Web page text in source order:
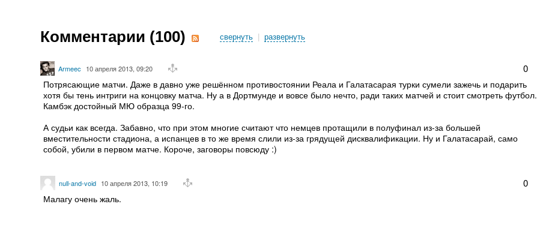
Комментарии (100) свернуть |развернуть
Armeec 10 апреля 2013, 09:20 0
Потрясающие матчи. Даже в давно уже решённом противостоянии Реала и Галатасарая турки сумели зажечь и подарить
хотя бы тень интриги на концовку матча. Ну а в Дортмунде и вовсе было нечто, ради таких матчей и стоит смотреть футбол.
Камбэк достойный МЮ образца 99-го.
А судьи как всегда. Забавно, что при этом многие считают что немцев протащили в полуфинал из-за большей
вместительности стадиона, а испанцев в то же время слили из-за грядущей дисквалификации. Ну и Галатасарай, само
собой, убили в первом матче. Короче, заговоры повсюду :)
null-and-void 10 апреля 2013, 10:19 0
Малагу очень жаль.